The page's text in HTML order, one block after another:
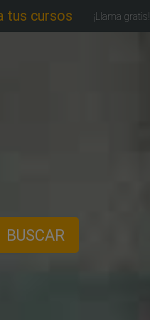
tus cursos ¡Llama gratis!
BUSCAR